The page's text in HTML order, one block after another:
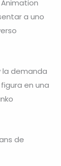
a uno
la demanda
en una
de